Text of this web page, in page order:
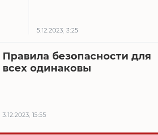
5.12.2023, 3:25
Правила безопасности для
всех одинаковы
3.12.2023, 15:55